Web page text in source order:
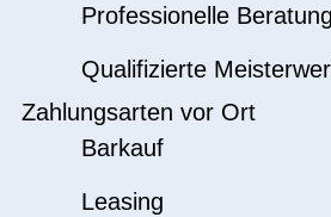
Professionelle Beratung
Qualifizierte
Zahlungsarten vor Ort
Barkauf
Leasing